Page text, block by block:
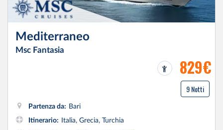
Mediterraneo
Msc Fantasia
829€
9 Notti
Partenza da: Bari
Itinerario:
Italia, Grecia, Turchia